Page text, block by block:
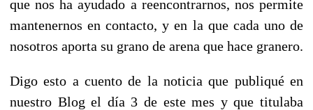
que nos ha ayudado a reencontrarnos, nos permite
mantenernos en contacto, y en la que cada uno de
nosotros aporta su grano de arena que hace granero.
Digo esto a cuento de la noticia que publiqué en
nuestro Blog el día 3 de este mes y que titulaba